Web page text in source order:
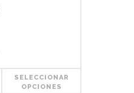
SELECCIONAR
OPCIONES